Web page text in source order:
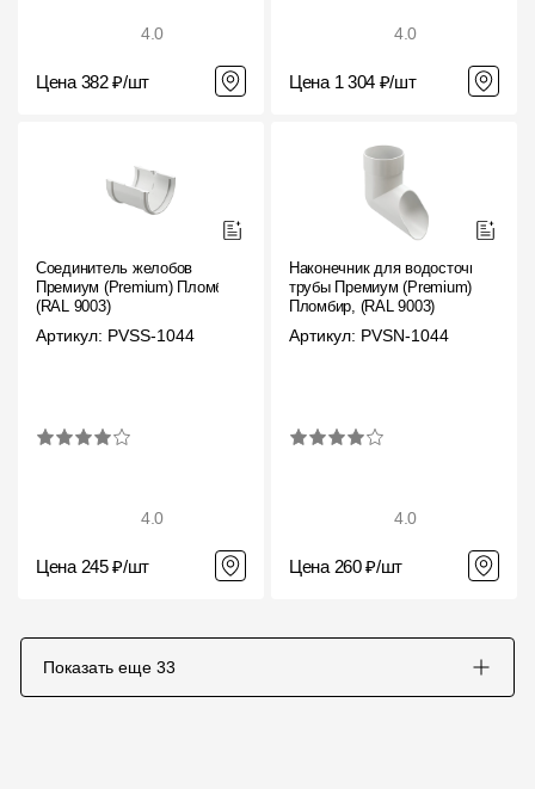
4.0
Цена 382 ₽/шт
4.0
Цена 1 304 ₽/шт
Соединитель желобов
Премиум (Premium) Пломбир,
(RAL 9003)
Артикул: PVSS-1044
4.0
Цена 245 ₽/шт
Наконечник для водосточной
трубы Премиум (Premium)
Пломбир, (RAL 9003)
Артикул: PVSN-1044
4.0
Цена 260 ₽/шт
Показать еще 33